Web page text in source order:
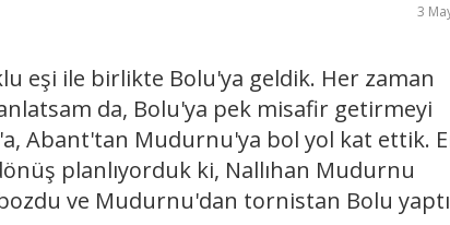
3
eşi ile birlikte Bolu'ya geldik. Her zaman
da, Bolu'ya pek misafir getirmeyi
Abant'tan Mudurnu'ya bol yol kat ettik.
planlıyorduk ki, Nallıhan Mudurnu
ve Mudurnu'dan tornistan Bolu